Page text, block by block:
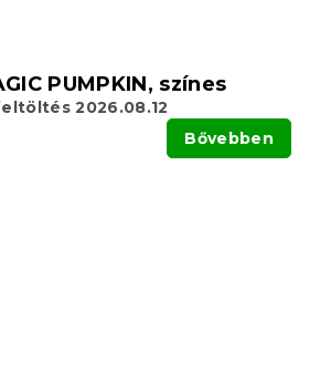
PUMPKIN, színes
2026.08.12
Bővebben